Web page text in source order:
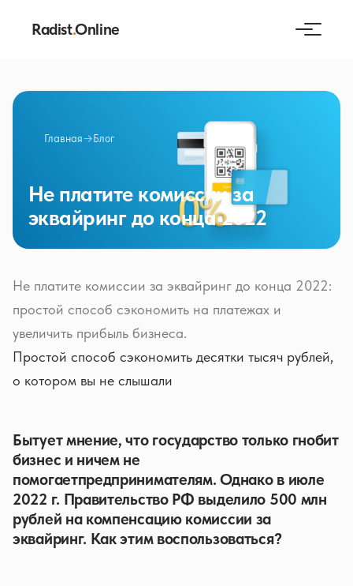
Radist.Online
Главная→Блог
Не платите комиссии за
эквайринг до конца 2022
Не платите комиссии за эквайринг до конца 2022:
простой способ сэкономить на платежах и
увеличить прибыль бизнеса.
Простой способ сэкономить десятки тысяч рублей,
о котором вы не слышали
Бытует мнение, что государство только гнобит
бизнес и ничем не
помогаетпредпринимателям. Однако в июле
2022 г. Правительство РФ выделило 500 млн
рублей на компенсацию комиссии за
эквайринг. Как этим воспользоваться?